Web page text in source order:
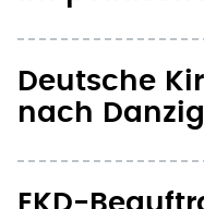
Deutsche
nach